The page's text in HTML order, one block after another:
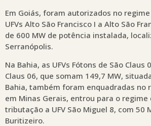
Em Goiás, foram autorizados no
UFVs Alto São Francisco I a Alto São
de 600 MW de potência instalada,
Serranópolis.
Na Bahia, as UFVs Fótons de São Claus
Claus 06, que somam 149,7 MW,
Bahia, também foram enquadradas no
em Minas Gerais, entrou para o regime
tributação a UFV São Miguel 8, com 50
Buritizeiro.